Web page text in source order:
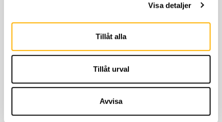
Visa detaljer
Tillåt alla
Tillåt urval
Avvisa